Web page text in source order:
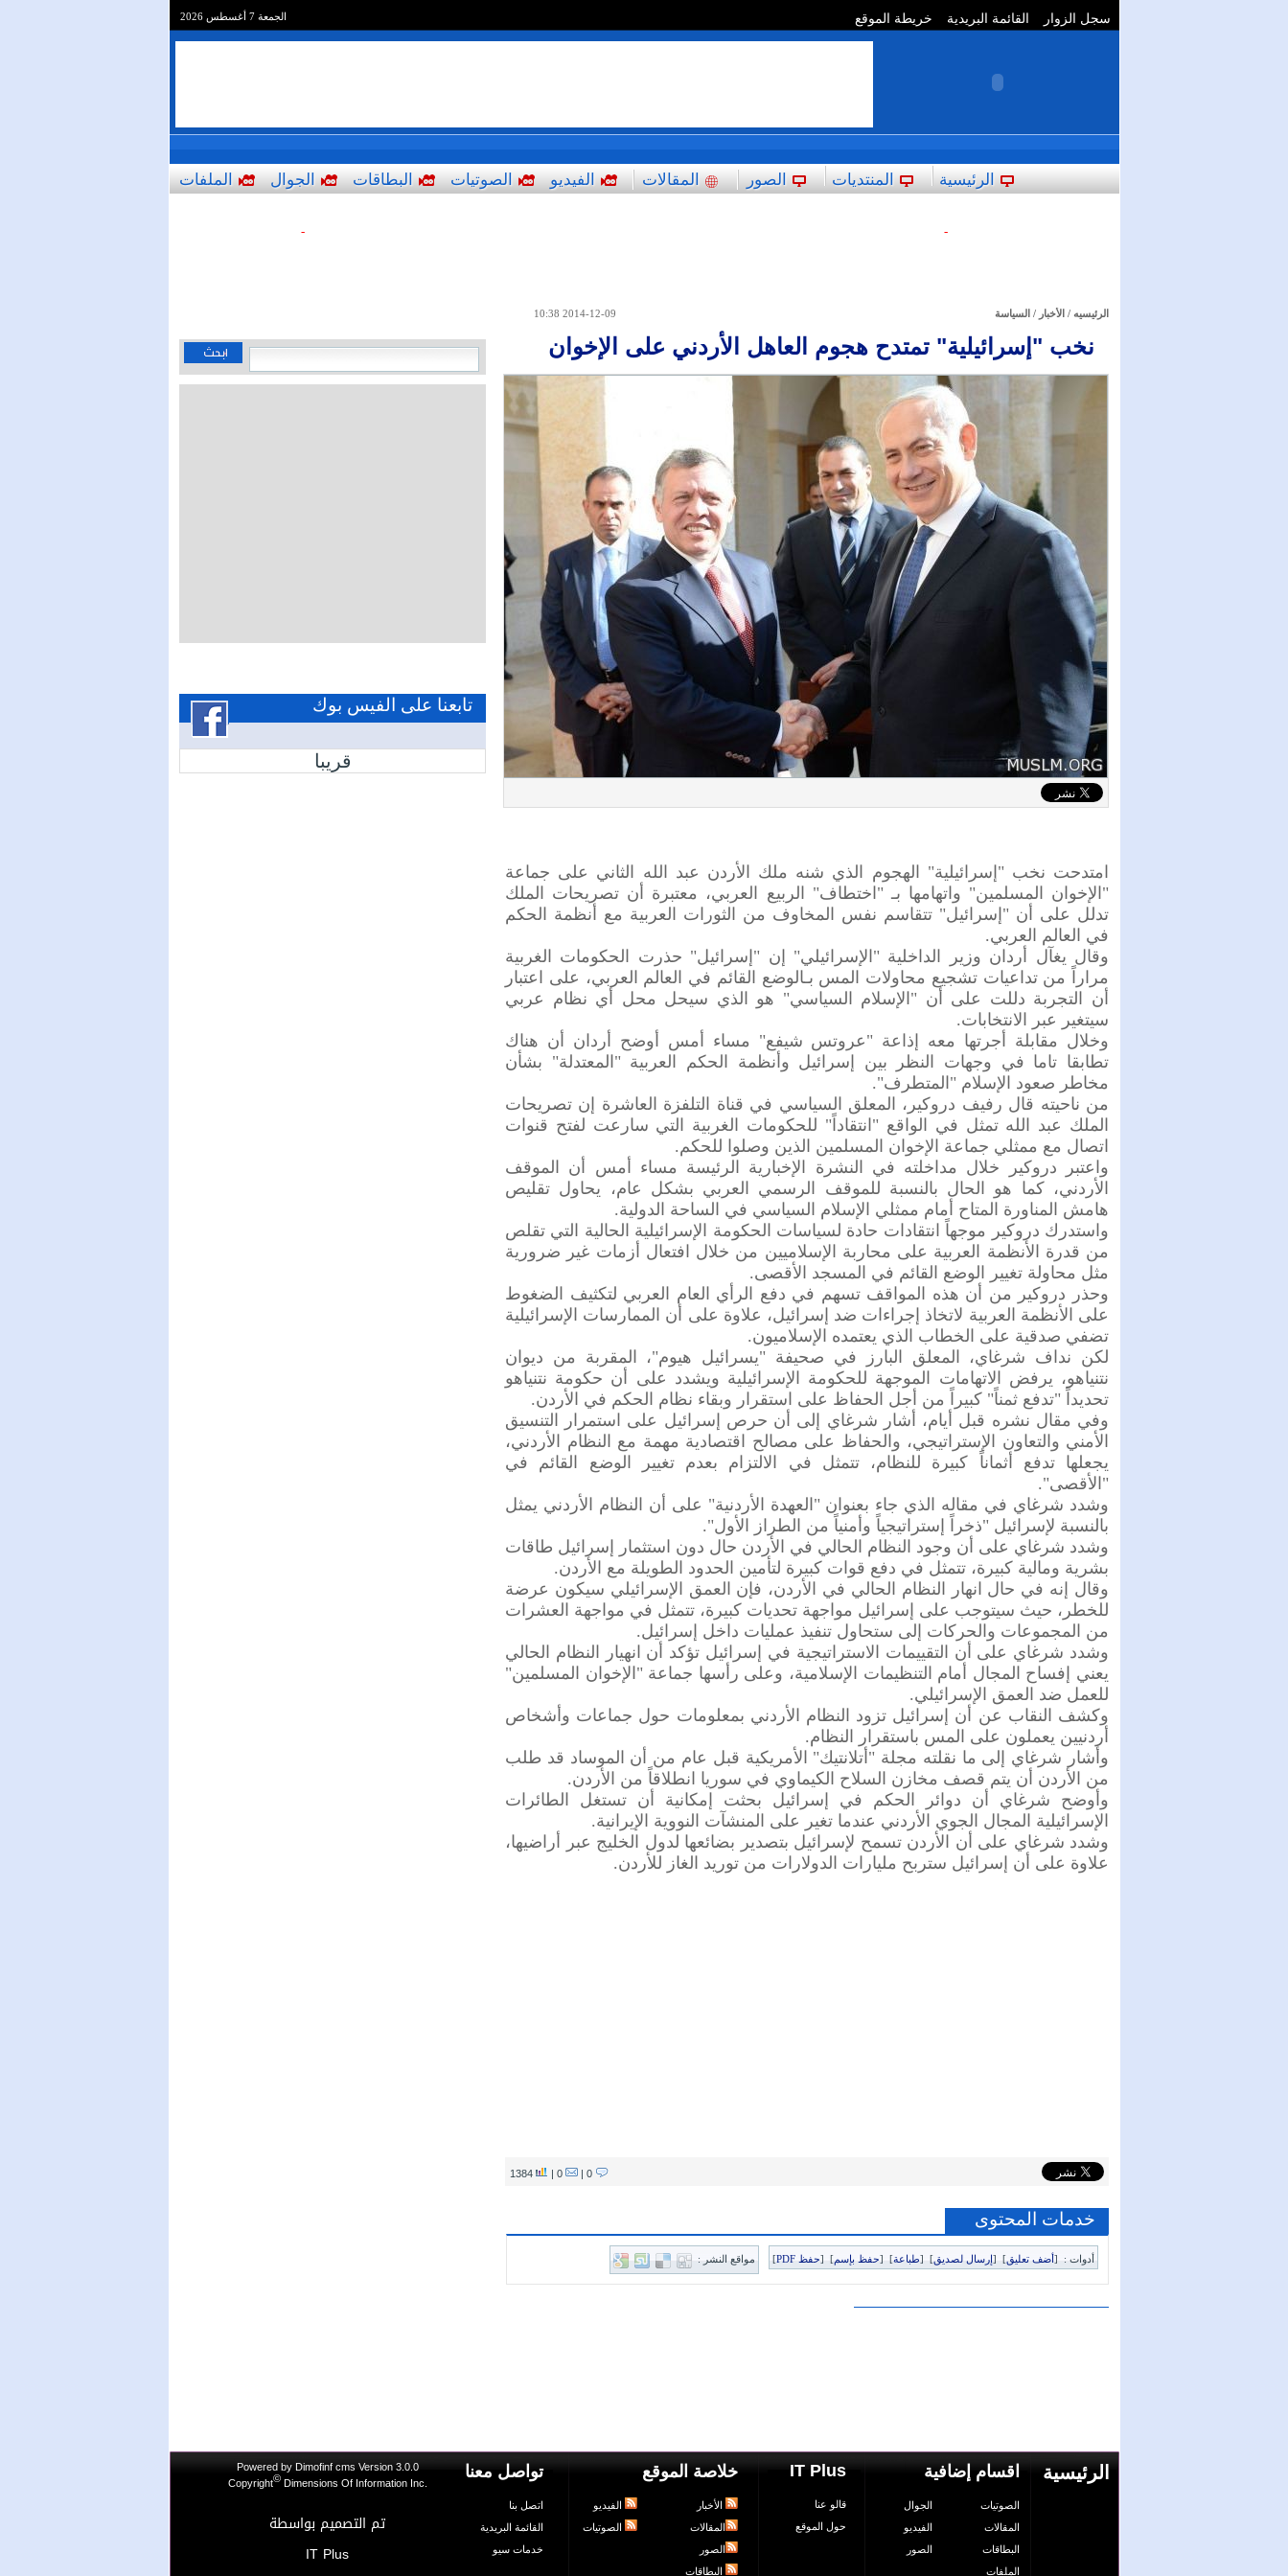
الجمعة 7 أغسطس 2026 سجل الزوار القائمة البريدية خريطة الموقع
الرئيسية المنتديات الصور المقالات الفيديو الصوتيات البطاقات الجوال الملفات
-
-
الرئيسيه / الأخبار / السياسة 2014-12-09 10:38
نخب "إسرائيلية" تمتدح هجوم العاهل الأردني على الإخوان
امتدحت نخب "إسرائيلية" الهجوم الذي شنه ملك الأردن عبد الله الثاني على جماعة
"الإخوان المسلمين" واتهامها بـ "اختطاف" الربيع العربي، معتبرة أن تصريحات الملك
تدلل على أن "إسرائيل" تتقاسم نفس المخاوف من الثورات العربية مع أنظمة الحكم
في العالم العربي.
وقال يغآل أردان وزير الداخلية "الإسرائيلي" إن "إسرائيل" حذرت الحكومات الغربية
مراراً من تداعيات تشجيع محاولات المس بـالوضع القائم في العالم العربي، على اعتبار
أن التجربة دللت على أن "الإسلام السياسي" هو الذي سيحل محل أي نظام عربي
سيتغير عبر الانتخابات.
وخلال مقابلة أجرتها معه إذاعة "عروتس شيفع" مساء أمس أوضح أردان أن هناك
تطابقا تاما في وجهات النظر بين إسرائيل وأنظمة الحكم العربية "المعتدلة" بشأن
مخاطر صعود الإسلام "المتطرف".
من ناحيته قال رفيف دروكير، المعلق السياسي في قناة التلفزة العاشرة إن تصريحات
الملك عبد الله تمثل في الواقع "انتقاداً" للحكومات الغربية التي سارعت لفتح قنوات
اتصال مع ممثلي جماعة الإخوان المسلمين الذين وصلوا للحكم.
واعتبر دروكير خلال مداخلته في النشرة الإخبارية الرئيسة مساء أمس أن الموقف
الأردني، كما هو الحال بالنسبة للموقف الرسمي العربي بشكل عام، يحاول تقليص
هامش المناورة المتاح أمام ممثلي الإسلام السياسي في الساحة الدولية.
واستدرك دروكير موجهاً انتقادات حادة لسياسات الحكومة الإسرائيلية الحالية التي تقلص
من قدرة الأنظمة العربية على محاربة الإسلاميين من خلال افتعال أزمات غير ضرورية
مثل محاولة تغيير الوضع القائم في المسجد الأقصى.
وحذر دروكير من أن هذه المواقف تسهم في دفع الرأي العام العربي لتكثيف الضغوط
على الأنظمة العربية لاتخاذ إجراءات ضد إسرائيل، علاوة على أن الممارسات الإسرائيلية
تضفي صدقية على الخطاب الذي يعتمده الإسلاميون.
لكن نداف شرغاي، المعلق البارز في صحيفة "يسرائيل هيوم"، المقربة من ديوان
نتنياهو، يرفض الاتهامات الموجهة للحكومة الإسرائيلية ويشدد على أن حكومة نتنياهو
تحديداً "تدفع ثمناً" كبيراً من أجل الحفاظ على استقرار وبقاء نظام الحكم في الأردن.
وفي مقال نشره قبل أيام، أشار شرغاي إلى أن حرص إسرائيل على استمرار التنسيق
الأمني والتعاون الإستراتيجي، والحفاظ على مصالح اقتصادية مهمة مع النظام الأردني،
يجعلها تدفع أثماناً كبيرة للنظام، تتمثل في الالتزام بعدم تغيير الوضع القائم في
"الأقصى".
وشدد شرغاي في مقاله الذي جاء بعنوان "العهدة الأردنية" على أن النظام الأردني يمثل
بالنسبة لإسرائيل "ذخراً إستراتيجياً وأمنياً من الطراز الأول".
وشدد شرغاي على أن وجود النظام الحالي في الأردن حال دون استثمار إسرائيل طاقات
بشرية ومالية كبيرة، تتمثل في دفع قوات كبيرة لتأمين الحدود الطويلة مع الأردن.
وقال إنه في حال انهار النظام الحالي في الأردن، فإن العمق الإسرائيلي سيكون عرضة
للخطر، حيث سيتوجب على إسرائيل مواجهة تحديات كبيرة، تتمثل في مواجهة العشرات
من المجموعات والحركات إلى ستحاول تنفيذ عمليات داخل إسرائيل.
وشدد شرغاي على أن التقييمات الاستراتيجية في إسرائيل تؤكد أن انهيار النظام الحالي
يعني إفساح المجال أمام التنظيمات الإسلامية، وعلى رأسها جماعة "الإخوان المسلمين"
للعمل ضد العمق الإسرائيلي.
وكشف النقاب عن أن إسرائيل تزود النظام الأردني بمعلومات حول جماعات وأشخاص
أردنيين يعملون على المس باستقرار النظام.
وأشار شرغاي إلى ما نقلته مجلة "أتلانتيك" الأمريكية قبل عام من أن الموساد قد طلب
من الأردن أن يتم قصف مخازن السلاح الكيماوي في سوريا انطلاقاً من الأردن.
وأوضح شرغاي أن دوائر الحكم في إسرائيل بحثت إمكانية أن تستغل الطائرات
الإسرائيلية المجال الجوي الأردني عندما تغير على المنشآت النووية الإيرانية.
وشدد شرغاي على أن الأردن تسمح لإسرائيل بتصدير بضائعها لدول الخليج عبر أراضيها،
علاوة على أن إسرائيل ستربح مليارات الدولارات من توريد الغاز للأردن.
خدمات المحتوى
أدوات : [أضف تعليق]
[إرسال لصديق]
[طباعة]
[حفظ بإسم]
[حفظ PDF ] مواقع النشر :
تابعنا على الفيس بوك
قريبا
الرئيسية اقسام إضافية
الصوتيات
المقالات
البطاقات
الملفات
الجوال
الفيديو
الصور
IT Plus
قالو عنا
حول الموقع
خلاصة الموقع
الأخبار
المقالات
الصور
البطاقات
الفيديو
الصوتيات
تواصل معنا
اتصل بنا
القائمة البريدية
خدمات سيو
Powered by Dimofinf cms Version 3.0.0
Copyright©Dimensions Of Information Inc.
تم التصميم بواسطة
IT Plus